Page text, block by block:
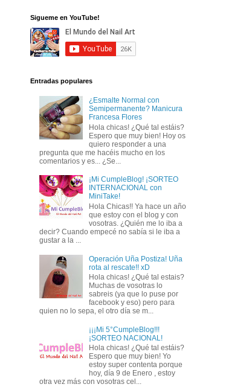
Sigueme en YouTube!
Entradas populares
¿Esmalte Normal con
Semipermanente? Manicura
Francesa Flores
Hola chicas! ¿Qué tal estáis?
Espero que muy bien! Hoy os
quiero responder a una
pregunta que me hacéis mucho en los
comentarios y es... ¿Se...
¡Mi CumpleBlog! ¡SORTEO
INTERNACIONAL con
MiniTake!
Hola Chicas!! Ya hace un año
que estoy con el blog y con
vosotras. ¿Quién me lo iba a
decir? Cuando empecé no sabía si le iba a
gustar a la ...
Operación Uña Postiza! Uña
rota al rescate!! xD
Hola chicas! ¿Qué tal estais?
Muchas de vosotras lo
sabreis (ya que lo puse por
facebook y eso) pero para
quien no lo sepa, el otro día se m...
¡¡¡Mi 5°CumpleBlog!!!
¡SORTEO NACIONAL!
Hola chicas! ¿Qué tal estáis?
Espero que muy bien! Yo
estoy super contenta porque
hoy, día 9 de Enero , estoy
otra vez más con vosotras cel...